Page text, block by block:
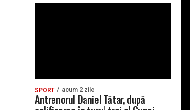
SPORT acum 2 zile
Antrenorul Daniel Tătar, după